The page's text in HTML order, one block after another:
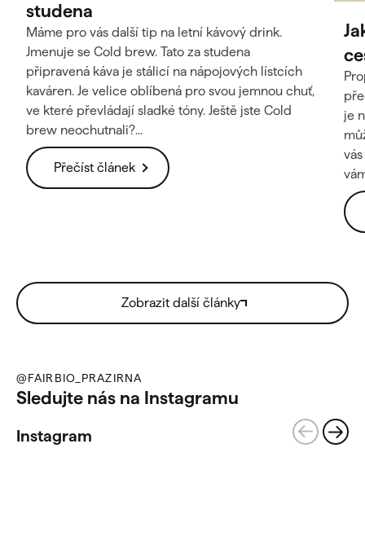
studena
Máme pro vás další tip na letní kávový drink.
Jmenuje se Cold brew. Tato za studena
připravená káva je stálicí na nápojových lístcích
kaváren. Je velice oblíbená pro svou jemnou chuť,
ve které převládají sladké tóny. Ještě jste Cold
brew neochutnali?...
Přečíst článek
je
Zobrazit další články
@FAIRBIO_PRAZIRNA
Sledujte nás na Instagramu
Instagram